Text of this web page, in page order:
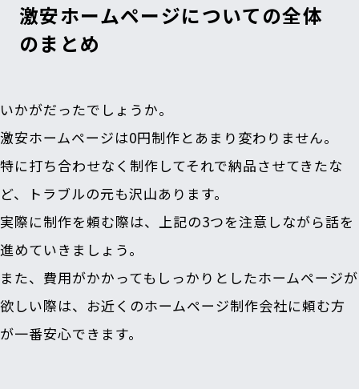
激安ホームページについての全体
のまとめ
いかがだったでしょうか。
激安ホームページは0円制作とあまり変わりません。
特に打ち合わせなく制作してそれで納品させてきたな
ど、トラブルの元も沢山あります。
実際に制作を頼む際は、上記の3つを注意しながら話を
進めていきましょう。
また、費用がかかってもしっかりとしたホームページが
欲しい際は、お近くのホームページ制作会社に頼む方
が一番安心できます。